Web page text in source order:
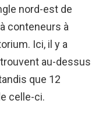
nord-est de
conteneurs à
Ici, il y a
au-dessus
que 12
celle-ci.